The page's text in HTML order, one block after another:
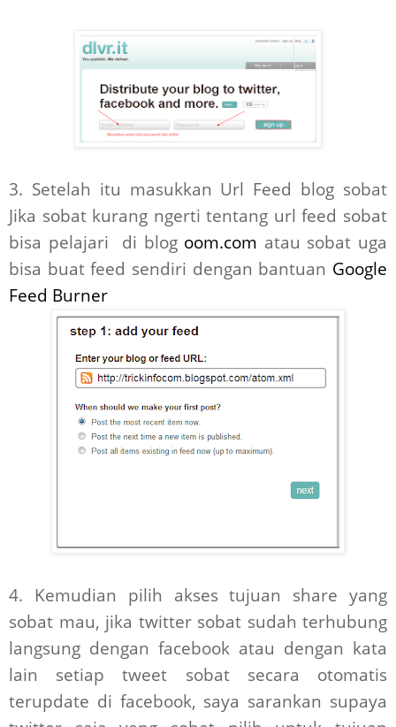
3. Setelah itu masukkan Url Feed blog sobat
Jika sobat kurang ngerti tentang url feed sobat
bisa pelajari di blog oom.com atau sobat uga
bisa buat feed sendiri dengan bantuan Google
Feed Burner
4. Kemudian pilih akses tujuan share yang
sobat mau, jika twitter sobat sudah terhubung
langsung dengan facebook atau dengan kata
lain setiap tweet sobat secara otomatis
terupdate di facebook, saya sarankan supaya